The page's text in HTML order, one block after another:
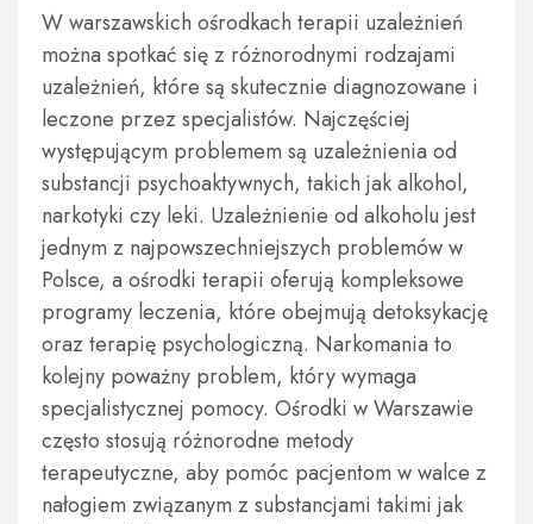
W warszawskich ośrodkach terapii uzależnień
można spotkać się z różnorodnymi rodzajami
uzależnień, które są skutecznie diagnozowane i
leczone przez specjalistów. Najczęściej
występującym problemem są uzależnienia od
substancji psychoaktywnych, takich jak alkohol,
narkotyki czy leki. Uzależnienie od alkoholu jest
jednym z najpowszechniejszych problemów w
Polsce, a ośrodki terapii oferują kompleksowe
programy leczenia, które obejmują detoksykację
oraz terapię psychologiczną. Narkomania to
kolejny poważny problem, który wymaga
specjalistycznej pomocy. Ośrodki w Warszawie
często stosują różnorodne metody
terapeutyczne, aby pomóc pacjentom w walce z
nałogiem związanym z substancjami takimi jak